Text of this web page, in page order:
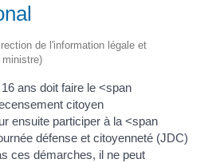
de l'information légale et
ans doit faire le <span
citoyen
ensuite participer à la <span
défense et citoyenneté (JDC)
ces démarches, il ne peut